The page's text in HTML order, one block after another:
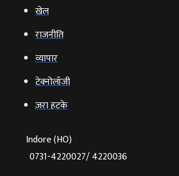
खेल
राजनीति
व्‍यापार
टेक्‍नोलॉजी
ज़रा हटके
Indore (HO)
0731-4220027/ 4220036